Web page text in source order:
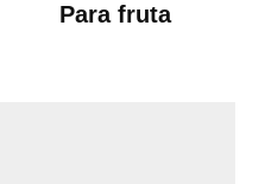
Para fruta